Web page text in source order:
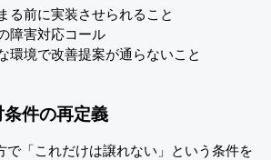
る前に実装させられること
障害対応コール
環境で改善提案が通らないこと
件の再定義
で「これだけは譲れない」という条件を